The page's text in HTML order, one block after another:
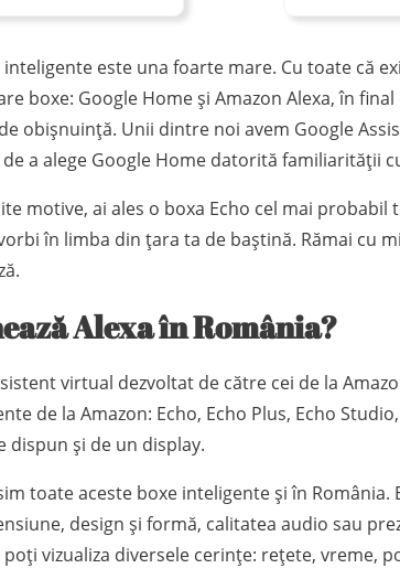
este una foarte mare. Cu toate că
boxe: Google Home și Amazon Alexa, în
obișnuință. Unii dintre noi avem Google
a alege Google Home datorită familiarității
motive, ai ales o boxa Echo cel mai probabil
în limba din țara ta de baștină. Rămai cu
Alexa în România?
virtual dezvoltat de către cei de la
de la Amazon: Echo, Echo Plus, Echo
dispun și de un display.
toate aceste boxe inteligente și în România.
design și formă, calitatea audio sau
vizualiza diversele cerințe: rețete, vreme,